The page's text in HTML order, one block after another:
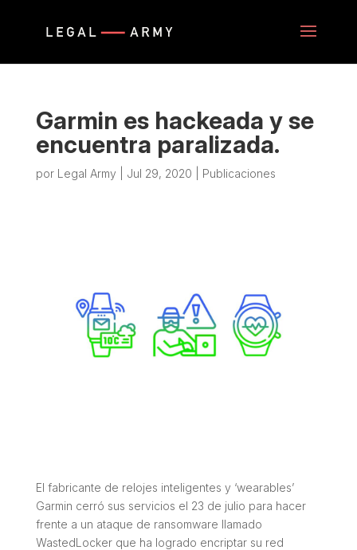
Garmin es hackeada y se
encuentra paralizada.
por Legal Army Jul 29, 2020 Publicaciones
El fabricante de relojes inteligentes y ‘wearables’
Garmin cerró sus servicios el 23 de julio para hacer
frente a un ataque de ransomware llamado
WastedLocker que ha logrado encriptar su red